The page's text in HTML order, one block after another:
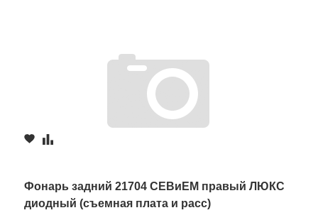
Фонарь задний 21704 СЕВиЕМ правый ЛЮКС
диодный (съемная плата и расс)